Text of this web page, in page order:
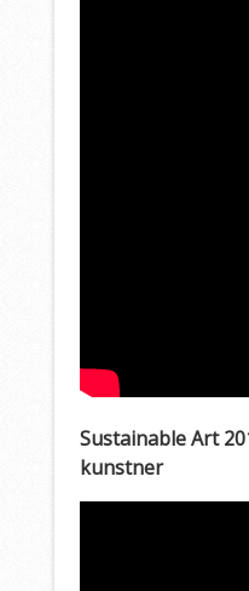
Sustainable Art
kunstner